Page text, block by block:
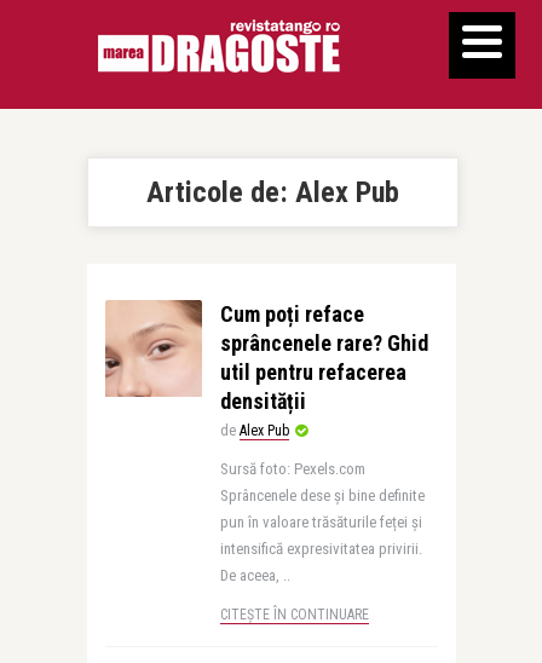
Articole de: Alex Pub
Cum poți reface
sprâncenele rare? Ghid
util pentru refacerea
densității
de Alex Pub
Sursă foto: Pexels.com
Sprâncenele dese și bine definite
pun în valoare trăsăturile feței și
intensifică expresivitatea privirii.
De aceea, ..
CITEȘTE ÎN CONTINUARE